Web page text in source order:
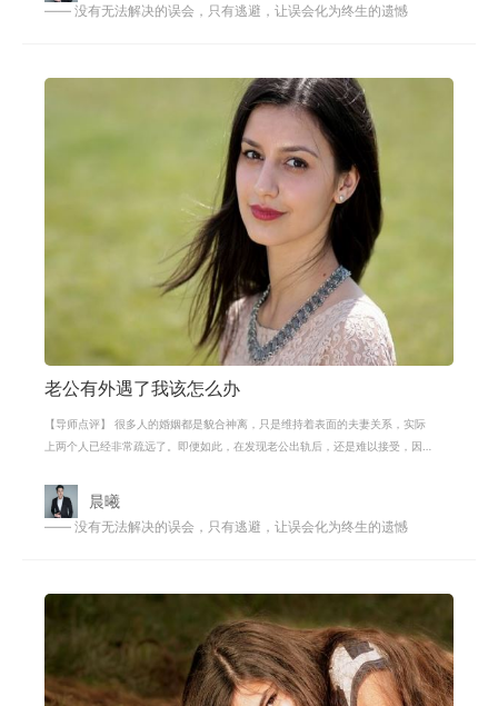
—— 没有无法解决的误会，只有逃避，让误会化为终生的遗憾
老公有外遇了我该怎么办
【导师点评】 很多人的婚姻都是貌合神离，只是维持着表面的夫妻关系，实际
上两个人已经非常疏远了。即便如此，在发现老公出轨后，还是难以接受，因
晨曦
—— 没有无法解决的误会，只有逃避，让误会化为终生的遗憾